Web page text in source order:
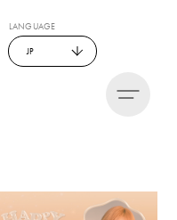
LANGUAGE
JP